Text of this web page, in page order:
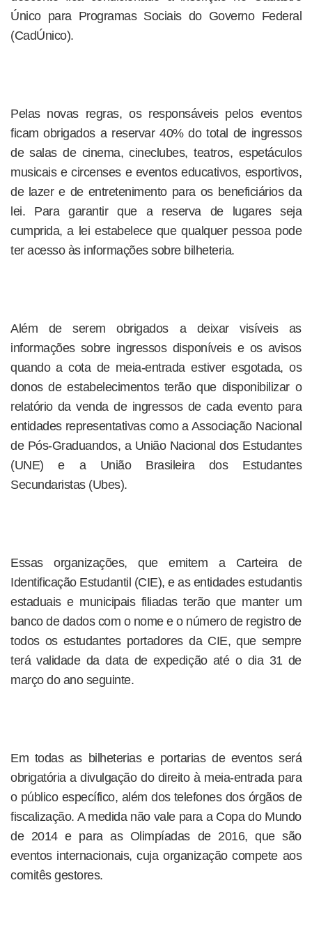
Único para Programas Sociais do Governo Federal
(CadÚnico).
Pelas novas regras, os responsáveis pelos eventos
ficam obrigados a reservar 40% do total de ingressos
de salas de cinema, cineclubes, teatros, espetáculos
musicais e circenses e eventos educativos, esportivos,
de lazer e de entretenimento para os beneficiários da
lei. Para garantir que a reserva de lugares seja
cumprida, a lei estabelece que qualquer pessoa pode
ter acesso às informações sobre bilheteria.
Além de serem obrigados a deixar visíveis as
informações sobre ingressos disponíveis e os avisos
quando a cota de meia-entrada estiver esgotada, os
donos de estabelecimentos terão que disponibilizar o
relatório da venda de ingressos de cada evento para
entidades representativas como a Associação Nacional
de Pós-Graduandos, a União Nacional dos Estudantes
(UNE) e a União Brasileira dos Estudantes
Secundaristas (Ubes).
Essas organizações, que emitem a Carteira de
Identificação Estudantil (CIE), e as entidades estudantis
estaduais e municipais filiadas terão que manter um
banco de dados com o nome e o número de registro de
todos os estudantes portadores da CIE, que sempre
terá validade da data de expedição até o dia 31 de
março do ano seguinte.
Em todas as bilheterias e portarias de eventos será
obrigatória a divulgação do direito à meia-entrada para
o público específico, além dos telefones dos órgãos de
fiscalização. A medida não vale para a Copa do Mundo
de 2014 e para as Olimpíadas de 2016, que são
eventos internacionais, cuja organização compete aos
comitês gestores.